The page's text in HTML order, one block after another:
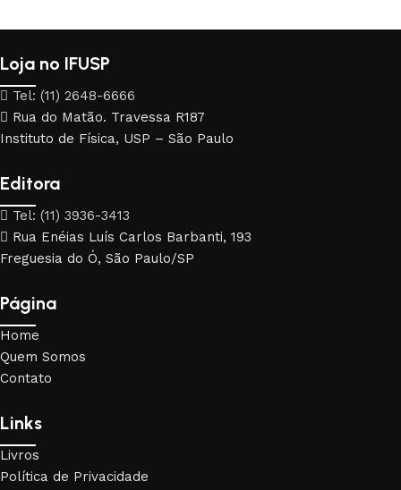
Loja no IFUSP
Tel: (11) 2648-6666
Rua do Matão. Travessa R187
Instituto de Física, USP – São Paulo
Editora
Tel: (11) 3936-3413
Rua Enéias Luís Carlos Barbanti, 193
Freguesia do Ó, São Paulo/SP
Página
Home
Quem Somos
Contato
Links
Livros
Política de Privacidade